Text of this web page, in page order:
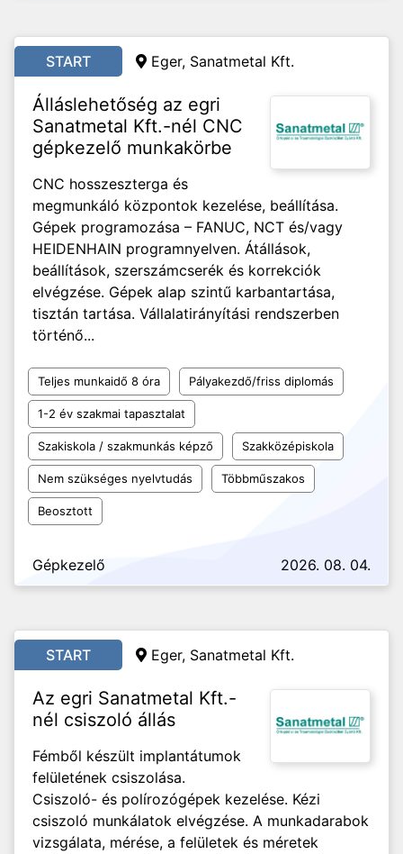
START Eger, Sanatmetal Kft.
Álláslehetőség az egri
Sanatmetal Kft.-nél CNC
gépkezelő munkakörbe
CNC hosszeszterga és
megmunkáló központok kezelése, beállítása.
Gépek programozása – FANUC, NCT és/vagy
HEIDENHAIN programnyelven. Átállások,
beállítások, szerszámcserék és korrekciók
elvégzése. Gépek alap szintű karbantartása,
tisztán tartása. Vállalatirányítási rendszerben
történő...
Teljes munkaidő 8 óra Pályakezdő/friss diplomás
1-2 év szakmai tapasztalat
Szakiskola / szakmunkás képző Szakközépiskola
Nem szükséges nyelvtudás Többműszakos
Beosztott
Gépkezelő 2026. 08. 04.
START Eger, Sanatmetal Kft.
Az egri Sanatmetal Kft.-
nél csiszoló állás
Fémből készült implantátumok
felületének csiszolása.
Csiszoló- és polírozógépek kezelése. Kézi
csiszoló munkálatok elvégzése. A munkadarabok
vizsgálata, mérése, a felületek és méretek